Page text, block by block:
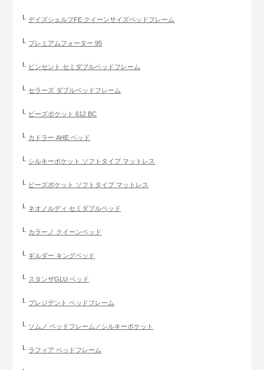
デイズシェルフFE クイーンサイズベッドフレーム
プレミアムフォーター 95
ビンセント セミダブルベッドフレーム
セラーズ ダブルベッドフレーム
ビーズポケット 612 BC
カドラー AHE ベッド
シルキーポケット ソフトタイプ マットレス
ビーズポケット ソフトタイプ マットレス
ネオノルディ セミダブルベッド
カラーノ クイーンベッド
ギルダー キングベッド
スタンザGLU ベッド
プレジデント ベッドフレーム
ソムノ ベッドフレーム／シルキーポケット
ラフィア ベッドフレーム